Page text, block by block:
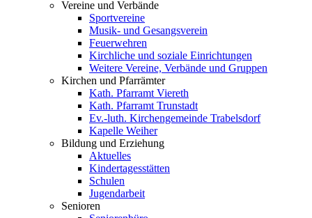
Vereine und Verbände
Sportvereine
Musik- und Gesangsverein
Feuerwehren
Kirchliche und soziale Einrichtungen
Weitere Vereine, Verbände und Gruppen
Kirchen und Pfarrämter
Kath. Pfarramt Viereth
Kath. Pfarramt Trunstadt
Ev.-luth. Kirchengemeinde Trabelsdorf
Kapelle Weiher
Bildung und Erziehung
Aktuelles
Kindertagesstätten
Schulen
Jugendarbeit
Senioren